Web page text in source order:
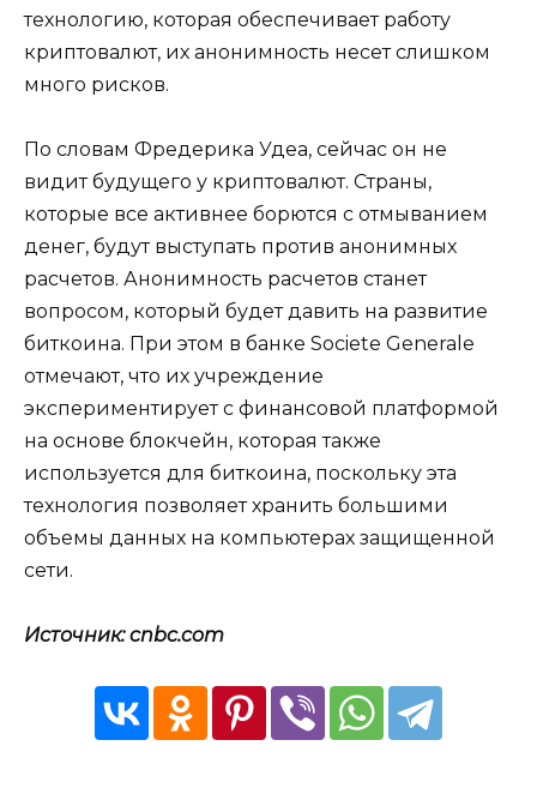
технологию, которая обеспечивает работу
криптовалют, их анонимность несет слишком
много рисков.
По словам Фредерика Удеа, сейчас он не
видит будущего у криптовалют. Страны,
которые все активнее борются с отмыванием
денег, будут выступать против анонимных
расчетов. Анонимность расчетов станет
вопросом, который будет давить на развитие
биткоина. При этом в банке Societe Generale
отмечают, что их учреждение
экспериментирует с финансовой платформой
на основе блокчейн, которая также
используется для биткоина, поскольку эта
технология позволяет хранить большими
объемы данных на компьютерах защищенной
сети.
Источник: cnbc.com